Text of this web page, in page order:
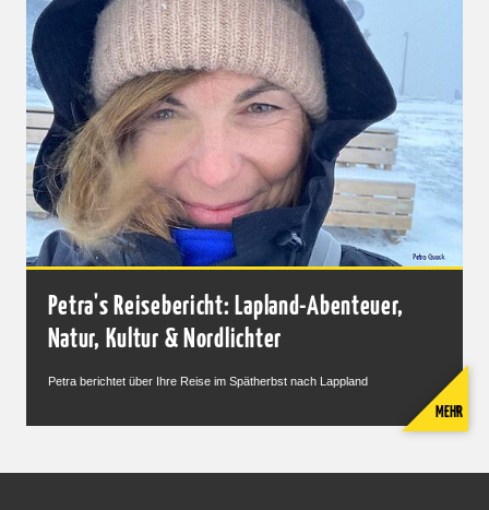
Petra's Reisebericht: Lapland-Abenteuer,
Natur, Kultur & Nordlichter
Petra berichtet über Ihre Reise im Spätherbst nach Lappland
MEHR